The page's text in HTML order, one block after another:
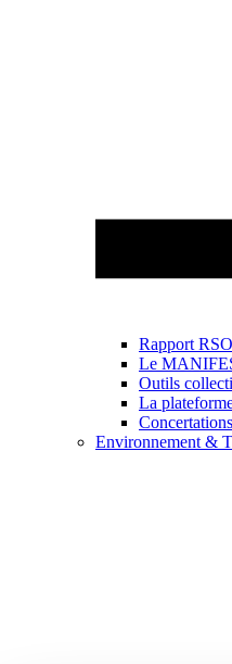
Rapport RSO
Le
Outils
La
Concertations
Environnement &